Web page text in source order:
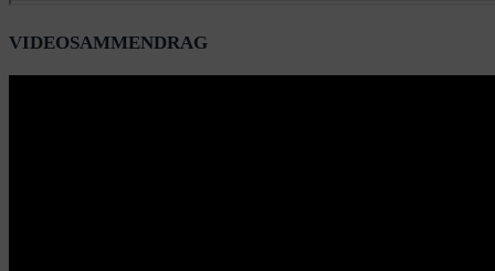
VIDEOSAMMENDRAG